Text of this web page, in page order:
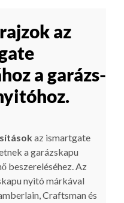
az
a garázs-
az ismartgate
a garázskapu
beszereléséhez. Az
nyitó márkával
Craftsman és